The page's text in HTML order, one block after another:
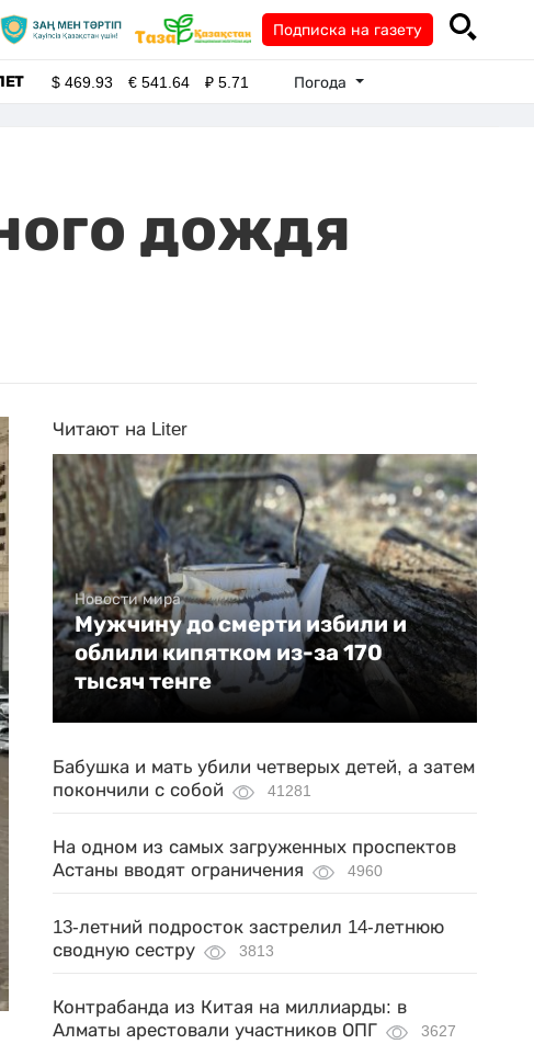
Подписка на газету
$469.93 €541.64 ₽5.71 Погода
дождя
Читают на Liter
Новости мира
Мужчину до смерти избили и
облили кипятком из-за 170
тысяч тенге
Бабушка и мать убили четверых детей, а затем
покончили с собой
41281
На одном из самых загруженных проспектов
Астаны вводят ограничения
4960
13-летний подросток застрелил 14-летнюю
сводную сестру
3813
Контрабанда из Китая на миллиарды: в
Алматы арестовали участников ОПГ
3627